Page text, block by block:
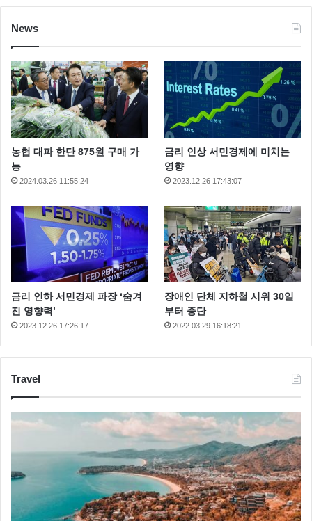
News
농협 대파 한단 875원 구매 가
능
2024.03.26 11:55:24
금리 인상 서민경제에 미치는
영향
2023.12.26 17:43:07
금리 인하 서민경제 파장 ‘숨겨
진 영향력’
2023.12.26 17:26:17
장애인 단체 지하철 시위 30일
부터 중단
2022.03.29 16:18:21
Travel